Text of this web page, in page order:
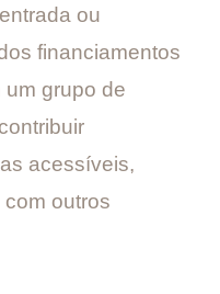
ou
financiamentos
um grupo de
acessíveis,
outros